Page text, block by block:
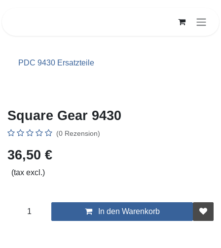
PDC 9430 Ersatzteile
Square Gear 9430
(0 Rezension)
36,50€
(tax excl.)
In den Warenkorb